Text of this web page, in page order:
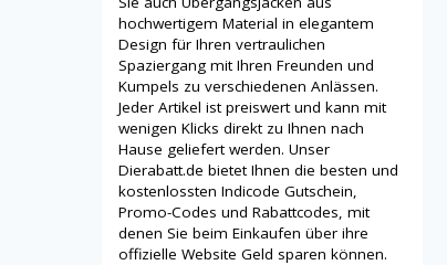
hochwertigem Material in elegantem
Design für Ihren vertraulichen
Spaziergang mit Ihren Freunden und
Kumpels zu verschiedenen Anlässen.
Jeder Artikel ist preiswert und kann mit
wenigen Klicks direkt zu Ihnen nach
Hause geliefert werden. Unser
Dierabatt.de bietet Ihnen die besten und
kostenlossten Indicode Gutschein,
Promo-Codes und Rabattcodes, mit
denen Sie beim Einkaufen über ihre
offizielle Website Geld sparen können.